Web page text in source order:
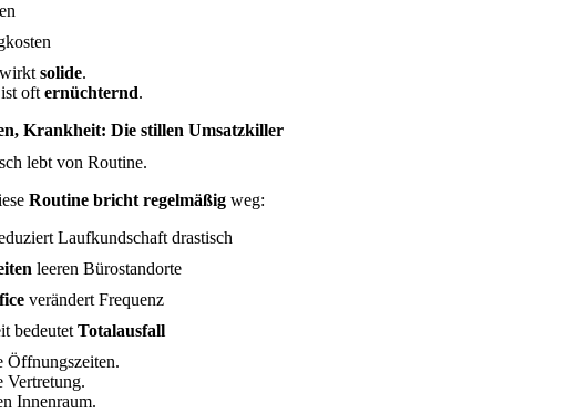
wirkt solide.
ist oft ernüchternd.
Krankheit: Die stillen Umsatzkiller
lebt von Routine.
Routine bricht regelmäßig weg:
Laufkundschaft drastisch
leeren Bürostandorte
verändert Frequenz
bedeutet Totalausfall
Öffnungszeiten.
Vertretung.
Innenraum.